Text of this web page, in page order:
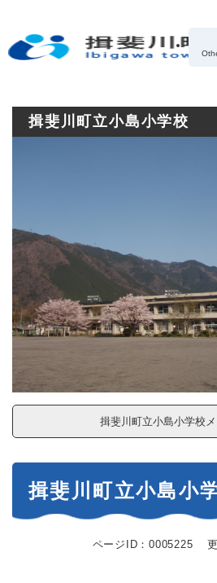
の
揖斐川町立小島小学校
揖斐川町立小島小学校
揖斐川町立小島小
ページID：0005225